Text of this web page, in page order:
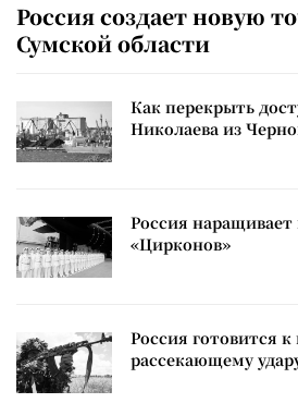
Россия создает новую
Сумской области
Как перекрыть
Николаева из
Россия
«Цирконов»
Россия готовится к
рассекающему